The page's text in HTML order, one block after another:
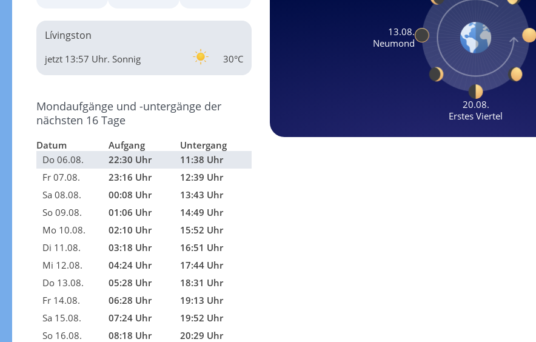
Lívingston
30°C
jetzt 13:57 Uhr. Sonnig
Mondaufgänge und -untergänge der
nächsten 16 Tage
Datum Aufgang
Untergang
Do 06.08.
22:30 Uhr
11:38 Uhr
Fr 07.08.
23:16 Uhr
12:39 Uhr
Sa 08.08.
00:08 Uhr
13:43 Uhr
So 09.08.
01:06 Uhr
14:49 Uhr
Mo 10.08.
02:10 Uhr
15:52 Uhr
Di 11.08.
03:18 Uhr
16:51 Uhr
Mi 12.08.
04:24 Uhr
17:44 Uhr
Do 13.08.
05:28 Uhr
18:31 Uhr
Fr 14.08.
06:28 Uhr
19:13 Uhr
Sa 15.08.
07:24 Uhr
19:52 Uhr
So 16.08.
08:18 Uhr
20:29 Uhr
13.08.
Neumond
20.08.
Erstes Viertel